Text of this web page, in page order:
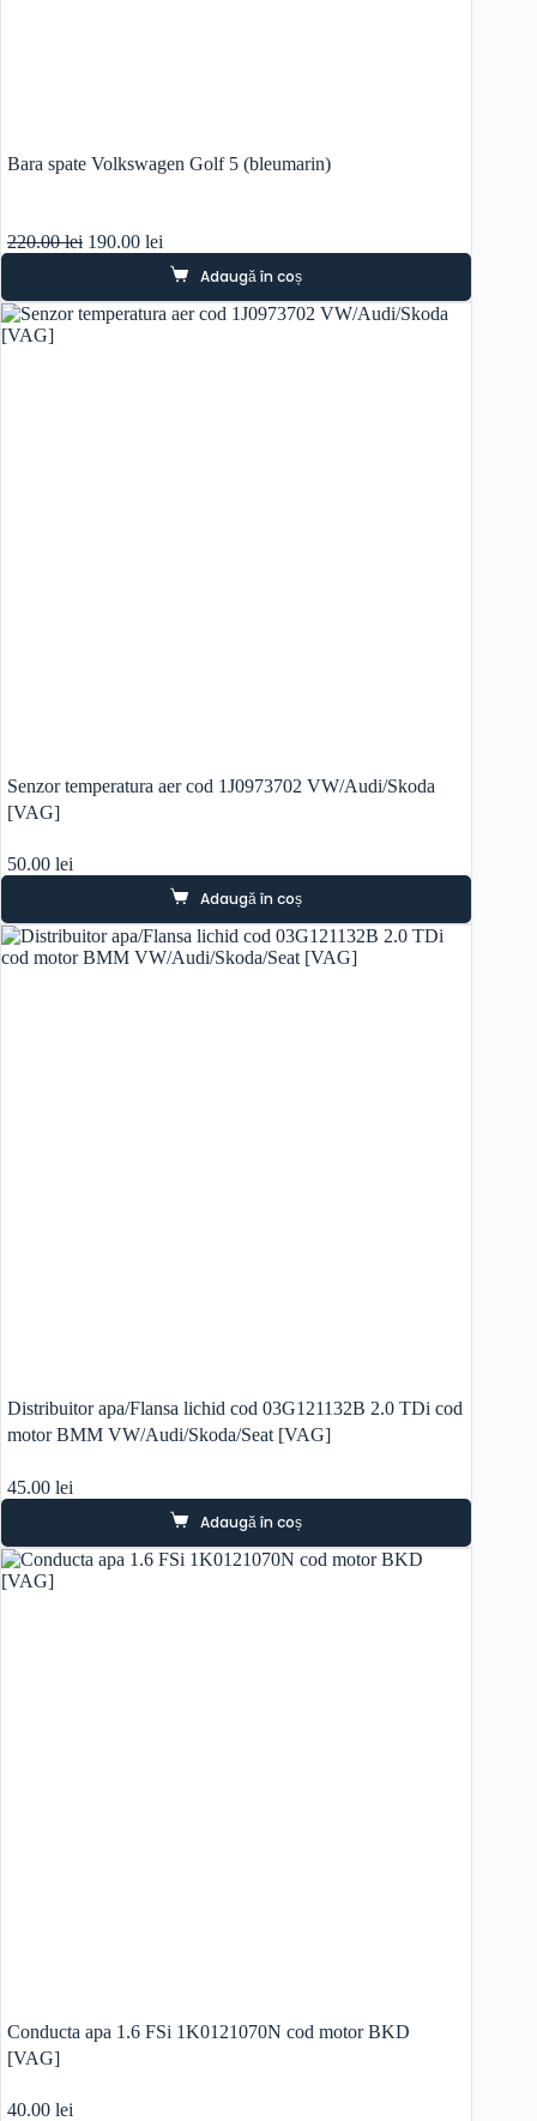
Bara spate Volkswagen Golf 5 (bleumarin)
220.00lei Prețul
fost:
220.00 lei.
190.00 lei
curent
este:
190.00 lei.
Adaugă în coș
Senzor temperatura aer cod 1J0973702 VW/Audi/Skoda
[VAG]
50.00 lei
Adaugă în coș
Distribuitor apa/Flansa lichid cod 03G121132B 2.0 TDi cod
motor BMM VW/Audi/Skoda/Seat [VAG]
45.00 lei
Adaugă în coș
Conducta apa 1.6 FSi 1K0121070N cod motor BKD
[VAG]
40.00 lei